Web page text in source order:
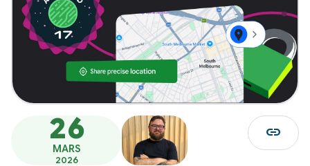
26
MARS
2026
link